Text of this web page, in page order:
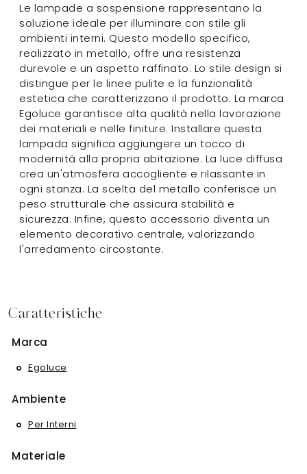
Le lampade a sospensione rappresentano la
soluzione ideale per illuminare con stile gli
ambienti interni. Questo modello specifico,
realizzato in metallo, offre una resistenza
durevole e un aspetto raffinato. Lo stile design si
distingue per le linee pulite e la funzionalità
estetica che caratterizzano il prodotto. La marca
Egoluce garantisce alta qualità nella lavorazione
dei materiali e nelle finiture. Installare questa
lampada significa aggiungere un tocco di
modernità alla propria abitazione. La luce diffusa
crea un'atmosfera accogliente e rilassante in
ogni stanza. La scelta del metallo conferisce un
peso strutturale che assicura stabilità e
sicurezza. Infine, questo accessorio diventa un
elemento decorativo centrale, valorizzando
l'arredamento circostante.
Caratteristiche
Marca
Egoluce
Ambiente
Per Interni
Materiale